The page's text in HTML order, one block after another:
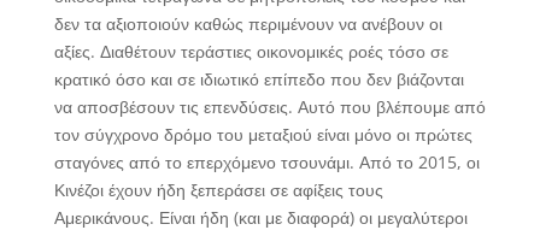
δεν τα αξιοποιούν καθώς περιμένουν να ανέβουν οι
αξίες. Διαθέτουν τεράστιες οικονομικές ροές τόσο σε
κρατικό όσο και σε ιδιωτικό επίπεδο που δεν βιάζονται
να αποσβέσουν τις επενδύσεις. Αυτό που βλέπουμε από
τον σύγχρονο δρόμο του μεταξιού είναι μόνο οι πρώτες
σταγόνες από το επερχόμενο τσουνάμι. Από το 2015, οι
Κινέζοι έχουν ήδη ξεπεράσει σε αφίξεις τους
Αμερικάνους. Είναι ήδη (και με διαφορά) οι μεγαλύτεροι